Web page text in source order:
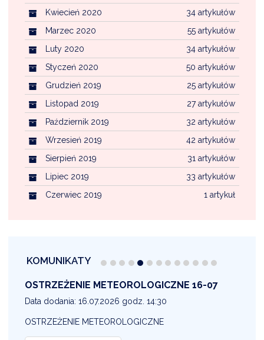
34 artykułów
Kwiecień 2020
55 artykułów
Marzec 2020
34 artykułów
Luty 2020
50 artykułów
Styczeń 2020
25 artykułów
Grudzień 2019
27 artykułów
Listopad 2019
32 artykułów
Październik 2019
42 artykułów
Wrzesień 2019
31 artykułów
Sierpień 2019
33 artykułów
Lipiec 2019
1 artykuł
Czerwiec 2019
KOMUNIKATY
OSTRZEŻENIE METEOROLOGICZNE 16-07
Data dodania: 16.07.2026 godz. 14:30
OSTRZEŻENIE METEOROLOGICZNE